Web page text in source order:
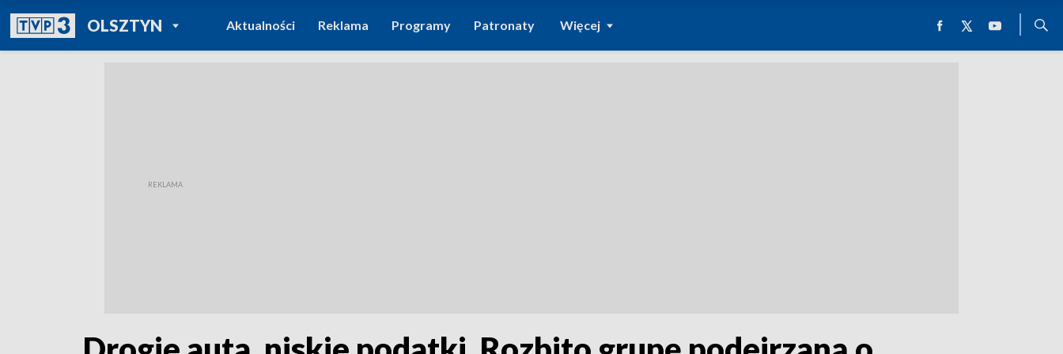
OLSZTYNPOWRÓT DO
TVP REGIONY
Aktualności Reklama Programy Patronaty Więcej